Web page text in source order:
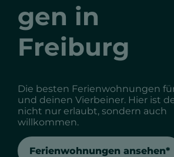
gen in
Freiburg
Die besten Ferienwohnungen
und deinen Vierbeiner. Hier ist
nicht nur erlaubt, sondern auch
willkommen.
Ferienwohnungen ansehen*